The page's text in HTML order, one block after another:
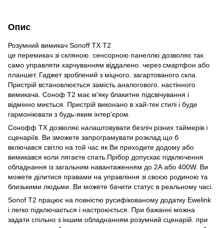
Опис
Розумний вимикач Sonoff TX T2
це перемикач зі скляною. сенсорною панеллю дозволяє так
само управляти харчуванням віддалено. через смартфон або
планшет. Гаджет зроблений з міцного. загартованого скла.
Пристрій встановлюється замість аналогового. настінного
вимикача. Соноф Т2 має м'яку блакитне підсвічування і
відмінно миється. Пристрій виконано в хай-тек стилі і буде
гармоніювати з будь-яким інтер'єром.
Сонофф ТХ дозволяє налаштовувати безліч різних таймерів і
сценаріїв. Ви зможете запрограмувати розклад що б
включався світло на той час як Ви приходите додому або
вимикався коли лягаєте спать.Прібор допускає підключення
обладнання із загальним навантаженням до 2А або 400W. Ви
можете ділитися правами на управління зі своєю родиною та
близькими людьми. Ви можете бачити статус в реальному часі.
Sonof T2 працює на повністю русифікованому додатку Ewelink
і легко підключається і настроюється. При бажанні можна
задати спільно з іншим обладнанням розумний сценарій. при